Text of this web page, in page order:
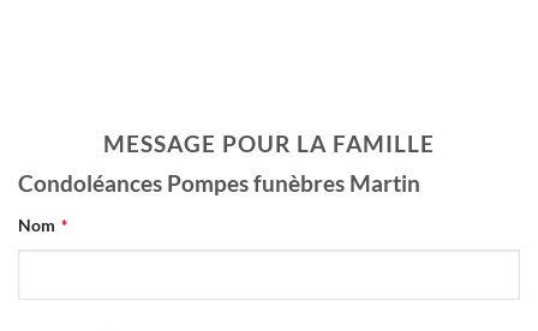
MESSAGE POUR LA FAMILLE
Condoléances Pompes funèbres Martin
Nom *